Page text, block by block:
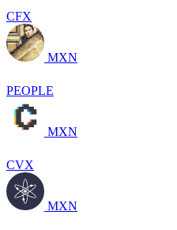
CFX
MXN
PEOPLE
MXN
CVX
MXN